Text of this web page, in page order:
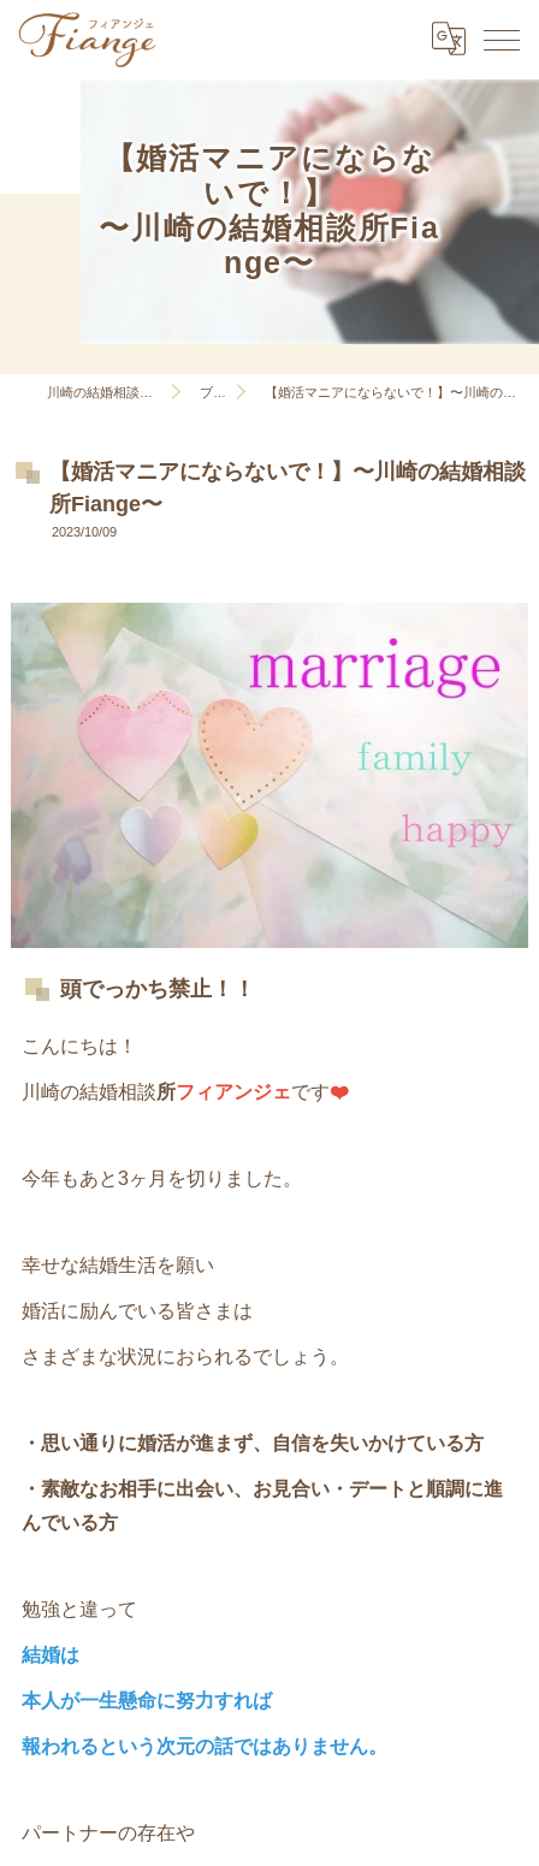
【婚活マニアにならな
いで！】
〜川崎の結婚相談所Fia
nge〜
ブログ 【婚活マニアにならないで！】〜川崎の結婚相談所Fiange〜
【婚活マニアにならないで！】〜川崎の結婚相談
所Fiange〜
2023/10/09
頭でっかち禁止！！
こんにちは！
川崎の結婚相談所フィアンジェです❤️
今年もあと3ヶ月を切りました。
幸せな結婚生活を願い
婚活に励んでいる皆さまは
さまざまな状況におられるでしょう。
・思い通りに婚活が進まず、自信を失いかけている方
・素敵なお相手に出会い、お見合い・デートと順調に進
んでいる方
勉強と違って
結婚は
本人が一生懸命に努力すれば
報われるという次元の話ではありません。
パートナーの存在や